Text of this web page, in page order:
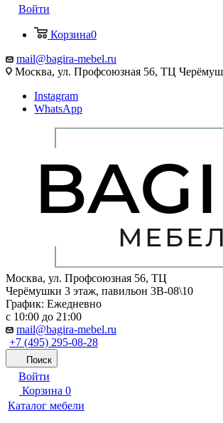
Войти
Корзина0
mail@bagira-mebel.ru
Москва, ул. Профсоюзная 56, ТЦ
Instagram
WhatsApp
Москва, ул. Профсоюзная 56, ТЦ
Черёмушки 3 этаж, павильон 3В-08\10
График: Ежедневно
с 10:00 до 21:00
mail@bagira-mebel.ru
+7 (495) 295-08-28
Поиск
Войти
Корзина 0
Каталог мебели